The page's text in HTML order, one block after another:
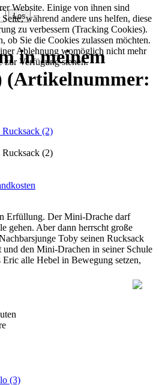
in meinem
(Artikelnummer:
Erfüllung. Der Mini-Drache darf
gehen. Aber dann herrscht große
Toby seinen Rucksack
den Mini-Drachen in seiner Schule
Eric alle Hebel in Bewegung setzen,
(3)
Website. Einige von ihnen sind
während andere uns helfen, diese
zu verbessern (Tracking Cookies).
ob Sie die Cookies zulassen möchten.
Ablehnung womöglich nicht mehr
zur Verfügung stehen.